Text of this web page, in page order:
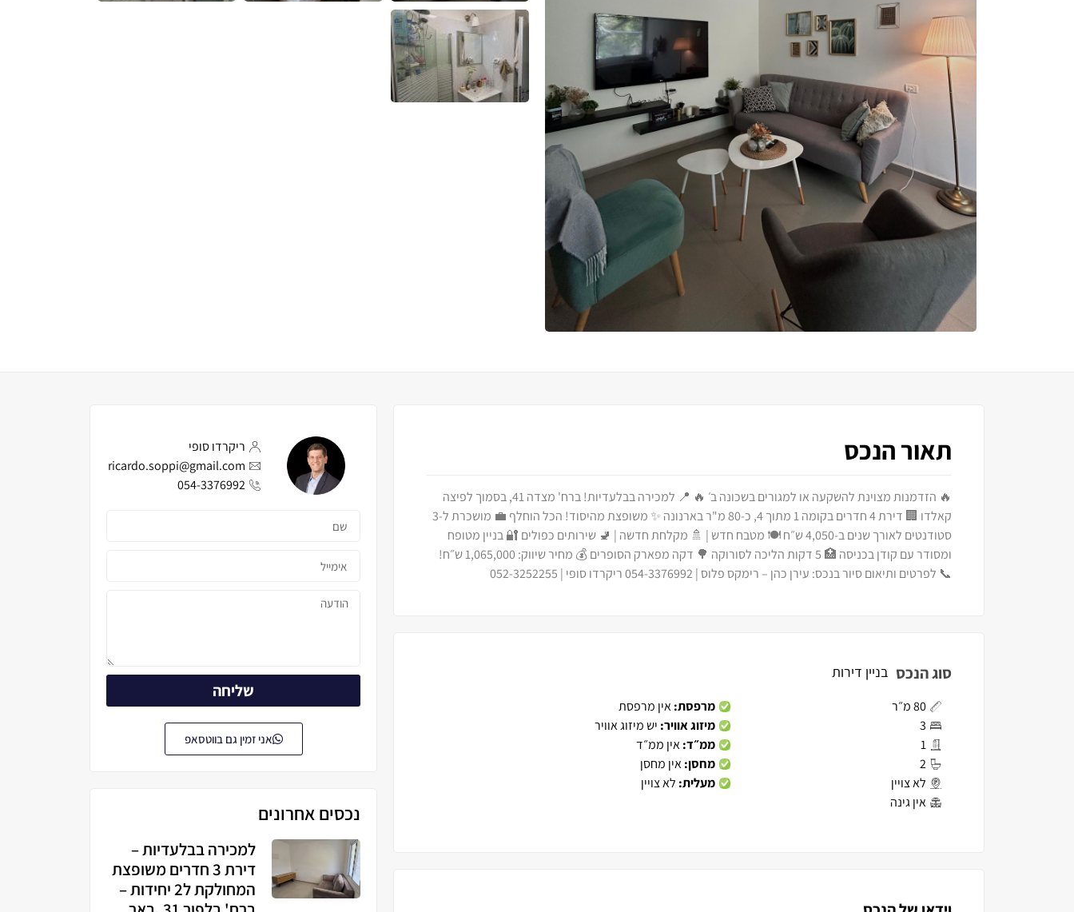
תאור הנכס
🔥 הזדמנות מצוינת להשקעה או למגורים בשכונה ב׳ 🔥 📍 למכירה בבלעדיות! ברח' מצדה 41, בסמוך לפיצה
קאלדו 🏢 דירת 4 חדרים בקומה 1 מתוך 4, כ-80 מ"ר בארנונה ✨ משופצת מהיסוד! הכל הוחלף 💼 מושכרת ל-3
סטודנטים לאורך שנים ב-4,050 ש״ח 🍽️ מטבח חדש | 🚿 מקלחת חדשה | 🚽 שירותים כפולים 🔐 בניין מטופח
ומסודר עם קודן בכניסה 🏥 5 דקות הליכה לסורוקה 🌳 דקה מפארק הסופרים 💰 מחיר שיווק: 1,065,000 ש״ח!
📞 לפרטים ותיאום סיור בנכס: עירן כהן – רימקס פלוס | 054-3376992 ריקרדו סופי | 052-3252255
סוג הנכס בניין דירות
80 מ״ר
3
1
2
לא צויין
אין גינה
מרפסת:אין מרפסת
מיזוג אוויר: יש מיזוג אוויר
ממ״ד:אין ממ״ד
מחסן:אין מחסן
מעלית: לא צויין
ריקרדו סופי
ricardo.soppi@gmail.com
054-3376992
שליחה
אני זמין גם בווטסאפ
נכסים אחרונים
למכירה בבלעדיות –
דירת 3 חדרים משופצת
המחולקת ל2 יחידות –